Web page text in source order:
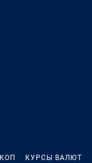
КУРСЫ ВАЛЮТ